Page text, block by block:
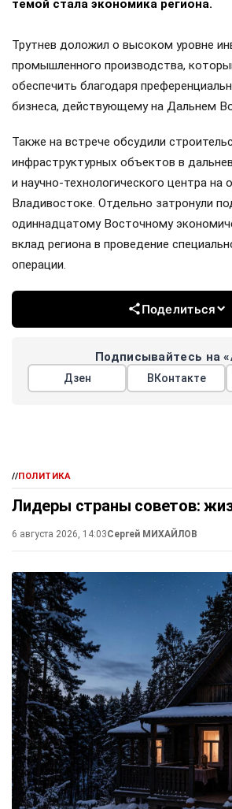
темой стала экономика региона.
Трутнев доложил о высоком уровне
промышленного производства,
обеспечить благодаря
бизнеса, действующему на Дальнем
Также на встрече обсудили
инфраструктурных объектов в
и научно-технологического центра на
Владивостоке. Отдельно затронули
одиннадцатому Восточному
вклад региона в проведение
операции.
Поделиться
Подписывайтесь на
Дзен ВКонтакте
//ПОЛИТИКА
Лидеры страны советов:
6 августа 2026, 14:03Сергей МИХАЙЛОВ